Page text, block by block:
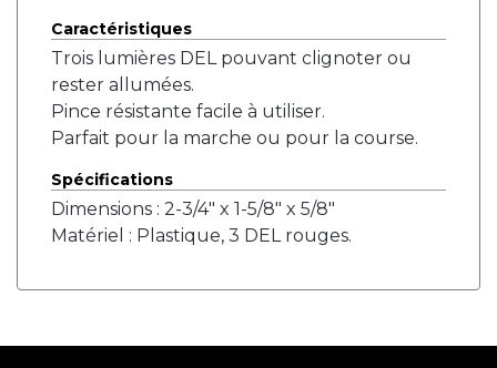
Caractéristiques
Trois lumières DEL pouvant clignoter ou
rester allumées.
Pince résistante facile à utiliser.
Parfait pour la marche ou pour la course.
Spécifications
Dimensions : 2-3/4" x 1-5/8" x 5/8"
Matériel : Plastique, 3 DEL rouges.